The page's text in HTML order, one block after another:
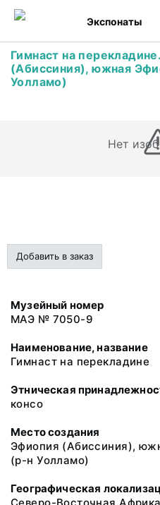
Экспонаты
Гимнаст на
(Абиссиния), южная
Уолламо)
Нет
Добавить в заказ
Музейный номер
МАЭ № 7050-9
Наименование, название
Гимнаст на перекладине
Этническая
консо
Место создания
Эфиопия (Абиссиния),
(р-н Уолламо)
Географическая